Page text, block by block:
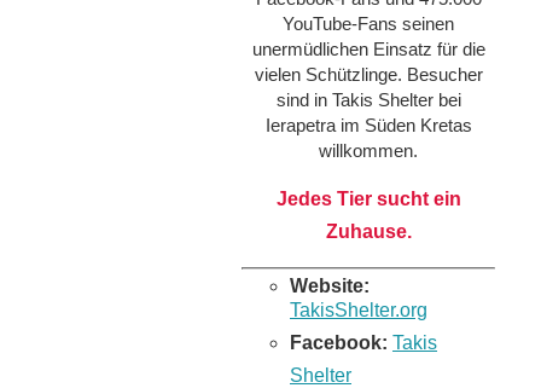
YouTube-Fans seinen
unermüdlichen Einsatz für die
vielen Schützlinge. Besucher
sind in Takis Shelter bei
Ierapetra im Süden Kretas
willkommen.
Jedes Tier sucht ein
Zuhause.
Website:
TakisShelter.org
Facebook: Takis
Shelter